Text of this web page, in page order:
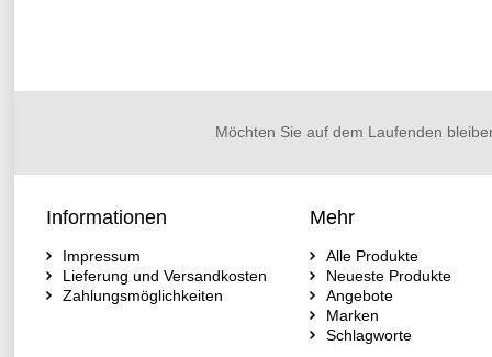
Möchten Sie auf dem Laufenden
Informationen
Impressum
Lieferung und Versandkosten
Zahlungsmöglichkeiten
Mehr
Alle Produkte
Neueste Produkte
Angebote
Marken
Schlagworte